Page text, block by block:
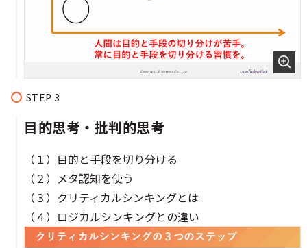
目的思考・批判的思考
（１）目的と手段を切り分ける
（２）メタ認知を使う
（３）クリティカルシンキングとは
（４）ロジカルシンキングとの違い